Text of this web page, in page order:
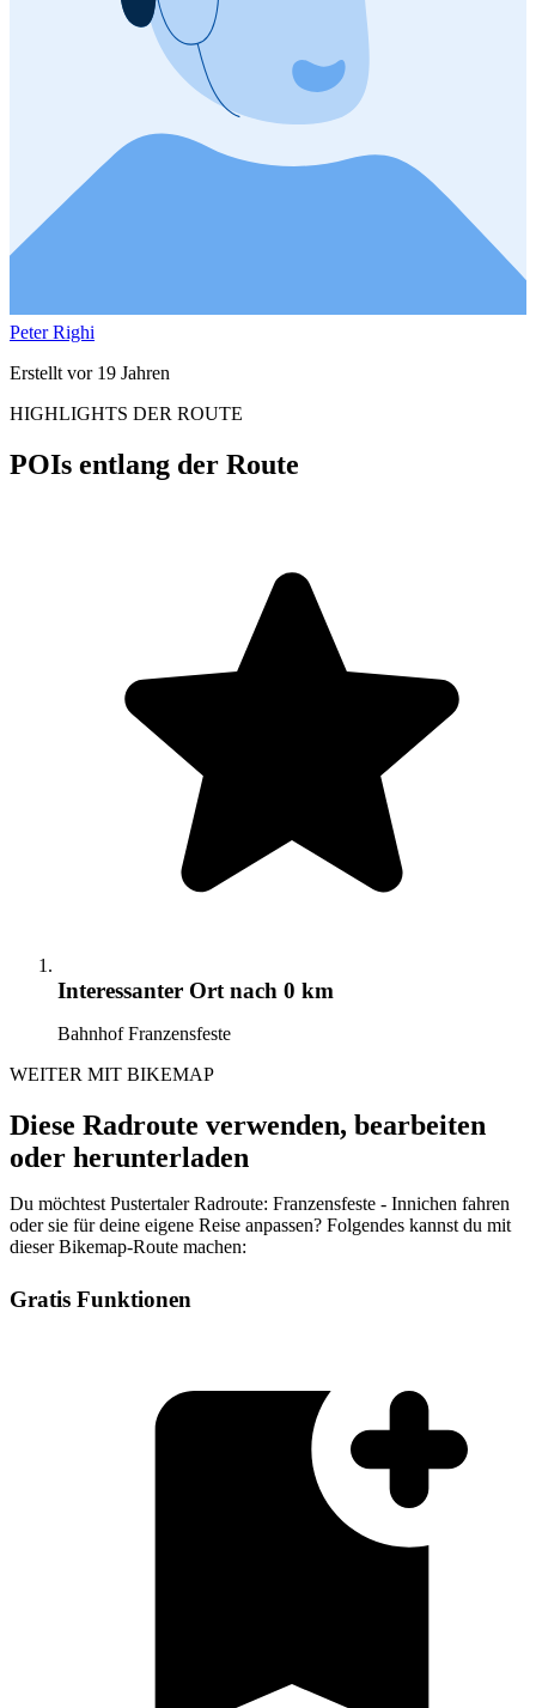
Peter Righi
Erstellt vor 19 Jahren
HIGHLIGHTS DER ROUTE
POIs entlang der Route
Interessanter Ortnach 0 km
Bahnhof Franzensfeste
WEITER MIT BIKEMAP
Diese Radroute verwenden, bearbeiten
oder herunterladen
Du möchtest Pustertaler Radroute: Franzensfeste - Innichen fahren
oder sie für deine eigene Reise anpassen? Folgendes kannst du mit
dieser Bikemap-Route machen:
Gratis Funktionen